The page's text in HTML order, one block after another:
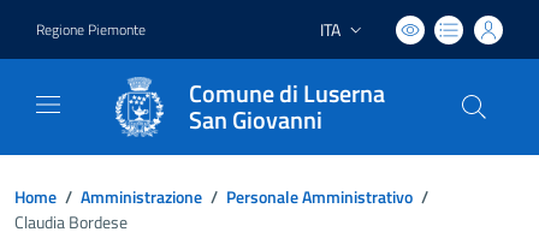
Regione Piemonte Lingua attiva:
ITA
Comune di Luserna
San Giovanni
Home / Amministrazione / Personale Amministrativo /
Claudia Bordese